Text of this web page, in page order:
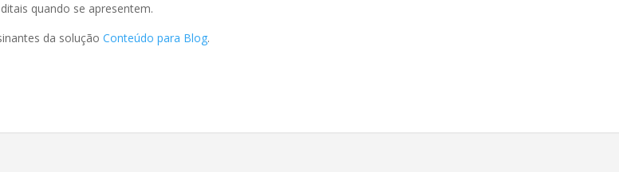
quando se apresentem.
da solução Conteúdo para Blog.